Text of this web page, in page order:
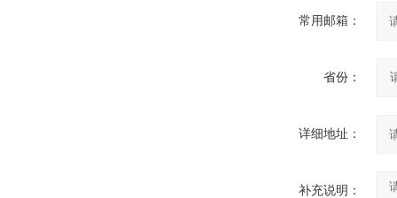
常用邮箱：
省份：
详细地址：
补充说明：